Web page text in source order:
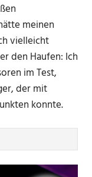
meinen
vielleicht
den Haufen: Ich
im Test,
der mit
konnte.